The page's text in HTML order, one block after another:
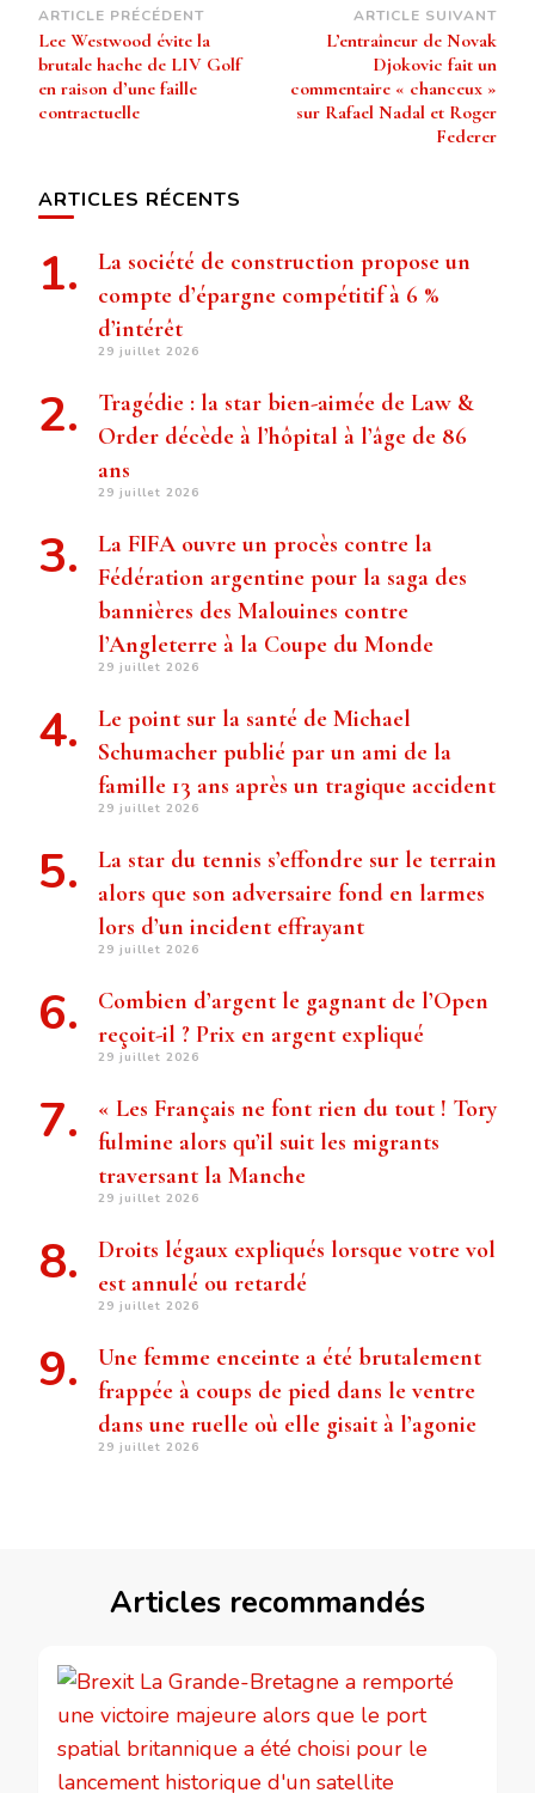
Navigation
d’article
ARTICLE PRÉCÉDENT
Lee Westwood évite la
brutale hache de LIV Golf
en raison d’une faille
contractuelle
ARTICLE SUIVANT
L’entraîneur de Novak
Djokovic fait un
commentaire « chanceux »
sur Rafael Nadal et Roger
Federer
ARTICLES RÉCENTS
La société de construction propose un
compte d’épargne compétitif à 6 %
d’intérêt
29 juillet 2026
Tragédie : la star bien-aimée de Law &
Order décède à l’hôpital à l’âge de 86
ans
29 juillet 2026
La FIFA ouvre un procès contre la
Fédération argentine pour la saga des
bannières des Malouines contre
l’Angleterre à la Coupe du Monde
29 juillet 2026
Le point sur la santé de Michael
Schumacher publié par un ami de la
famille 13 ans après un tragique accident
29 juillet 2026
La star du tennis s’effondre sur le terrain
alors que son adversaire fond en larmes
lors d’un incident effrayant
29 juillet 2026
Combien d’argent le gagnant de l’Open
reçoit-il ? Prix ​​en argent expliqué
29 juillet 2026
« Les Français ne font rien du tout ! Tory
fulmine alors qu’il suit les migrants
traversant la Manche
29 juillet 2026
Droits légaux expliqués lorsque votre vol
est annulé ou retardé
29 juillet 2026
Une femme enceinte a été brutalement
frappée à coups de pied dans le ventre
dans une ruelle où elle gisait à l’agonie
29 juillet 2026
Articles recommandés